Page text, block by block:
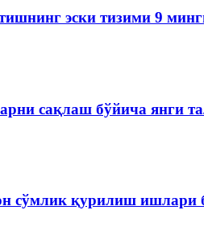
эски тизими 9
сақлаш бўйича янги
сўмлик қурилиш ишлари